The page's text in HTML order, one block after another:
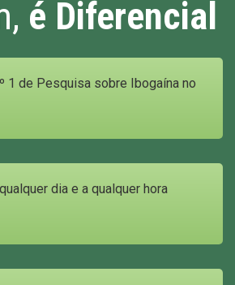
é Diferencial
1 de Pesquisa sobre Ibogaína no
dia e a qualquer hora